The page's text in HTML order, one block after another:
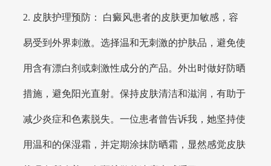
2. 皮肤护理预防： 白癜风患者的皮肤更加敏感，容
易受到外界刺激。选择温和无刺激的护肤品，避免使
用含有漂白剂或刺激性成分的产品。外出时做好防晒
措施，避免阳光直射。保持皮肤清洁和滋润，有助于
减少炎症和色素脱失。一位患者曾告诉我，她坚持使
用温和的保湿霜，并定期涂抹防晒霜，显然感觉皮肤